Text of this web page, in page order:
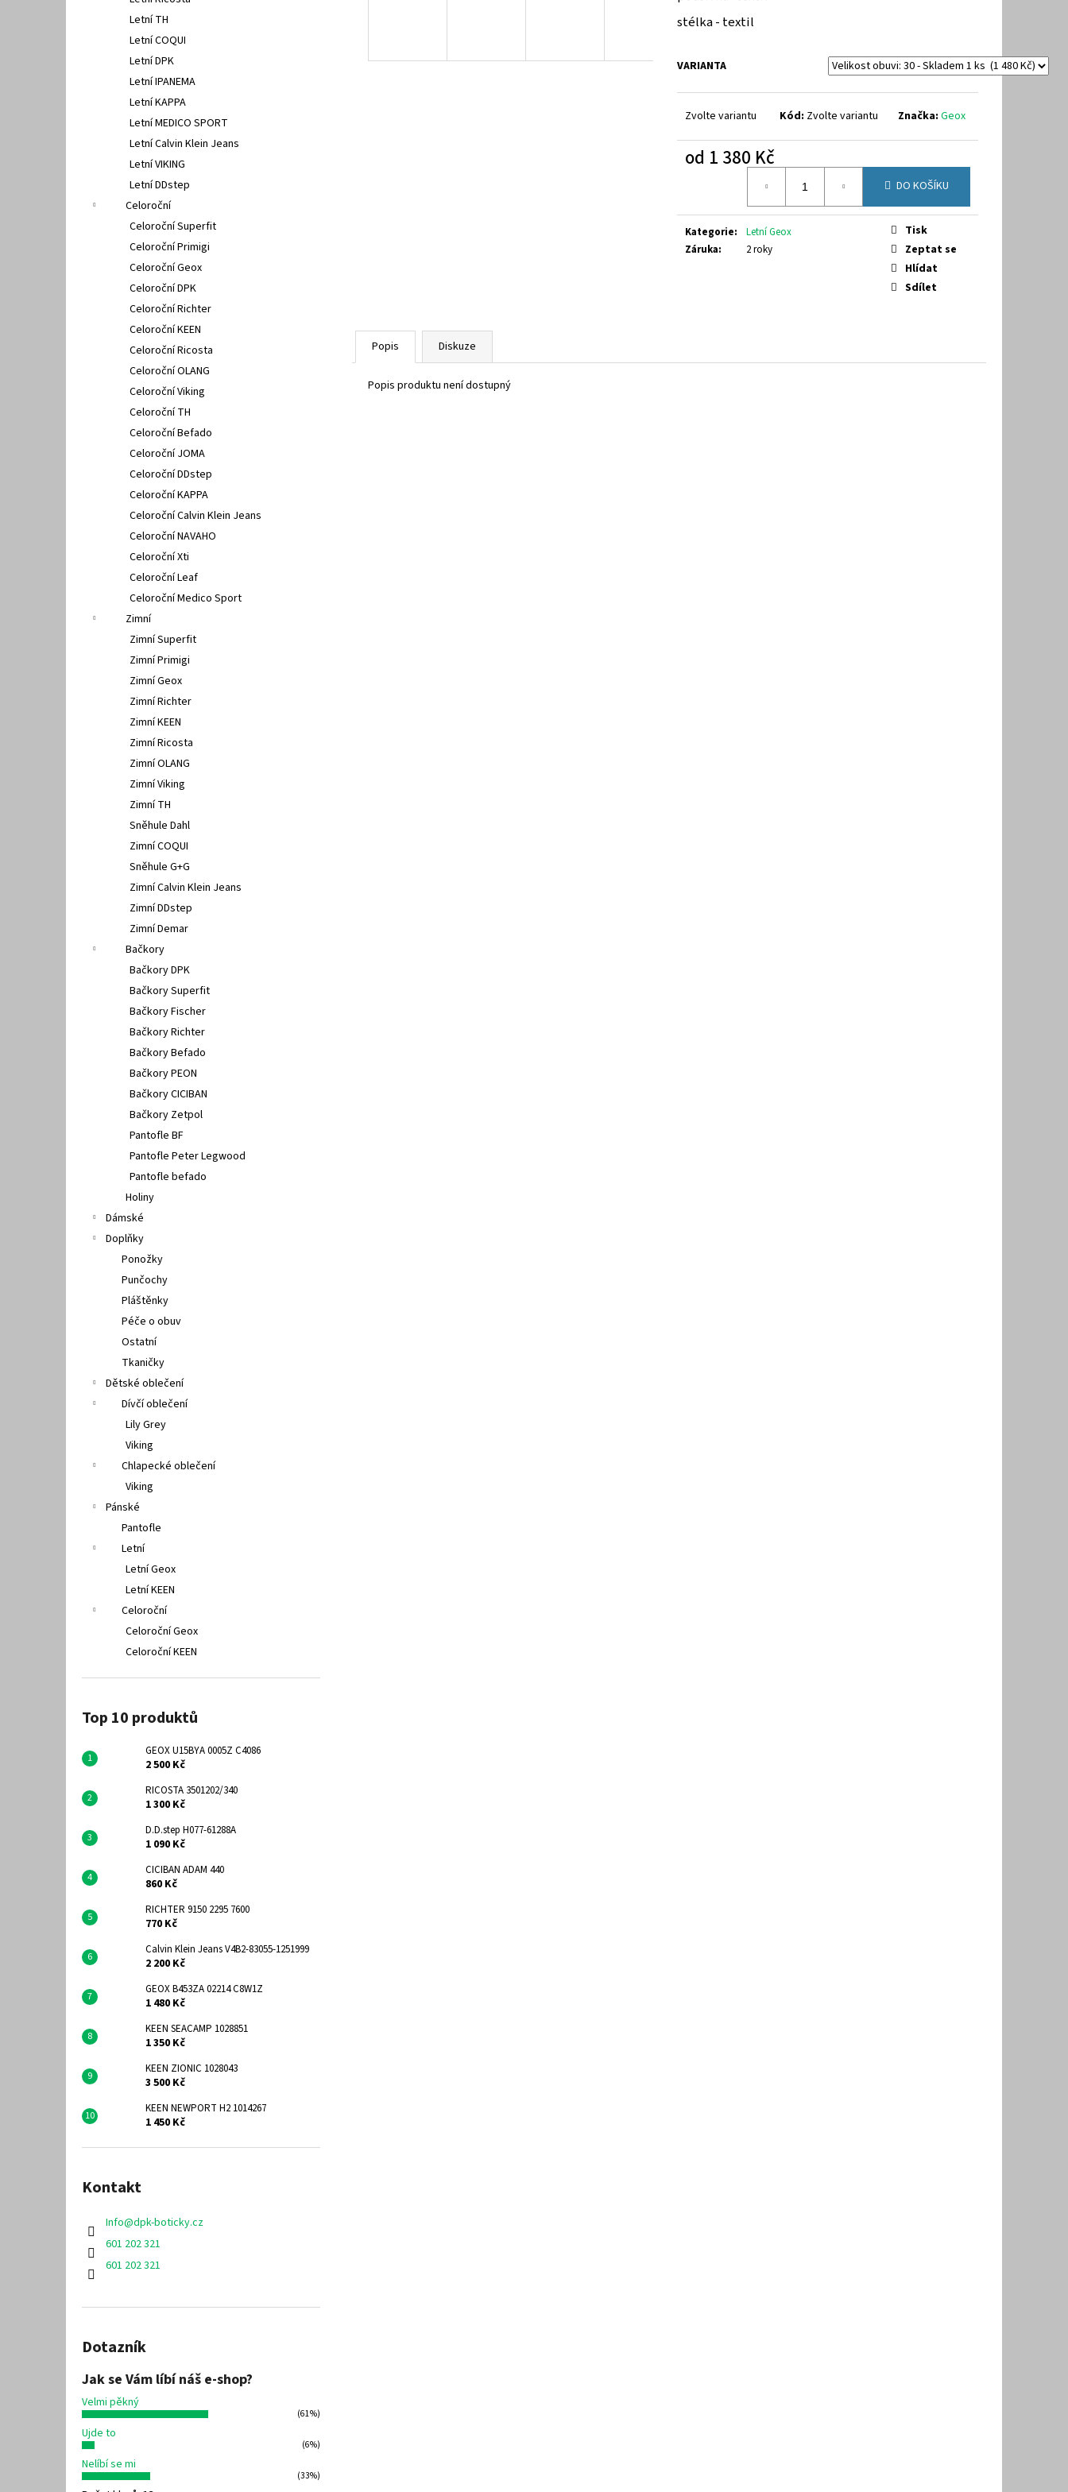
Letní TH
Letní COQUI
Letní DPK
Letní IPANEMA
Letní KAPPA
Letní MEDICO SPORT
Letní Calvin Klein Jeans
Letní VIKING
Letní DDstep
Celoroční
Celoroční Superfit
Celoroční Primigi
Celoroční Geox
Celoroční DPK
Celoroční Richter
Celoroční KEEN
Celoroční Ricosta
Celoroční OLANG
Celoroční Viking
Celoroční TH
Celoroční Befado
Celoroční JOMA
Celoroční DDstep
Celoroční KAPPA
Celoroční Calvin Klein Jeans
Celoroční NAVAHO
Celoroční Xti
Celoroční Leaf
Celoroční Medico Sport
Zimní
Zimní Superfit
Zimní Primigi
Zimní Geox
Zimní Richter
Zimní KEEN
Zimní Ricosta
Zimní OLANG
Zimní Viking
Zimní TH
Sněhule Dahl
Zimní COQUI
Sněhule G+G
Zimní Calvin Klein Jeans
Zimní DDstep
Zimní Demar
Bačkory
Bačkory DPK
Bačkory Superfit
Bačkory Fischer
Bačkory Richter
Bačkory Befado
Bačkory PEON
Bačkory CICIBAN
Bačkory Zetpol
Pantofle BF
Pantofle Peter Legwood
Pantofle befado
Holiny
Dámské
Doplňky
Ponožky
Punčochy
Pláštěnky
Péče o obuv
Ostatní
Tkaničky
Dětské oblečení
Dívčí oblečení
Lily Grey
Viking
Chlapecké oblečení
Viking
Pánské
Pantofle
Letní
Letní Geox
Letní KEEN
Celoroční
Celoroční Geox
Celoroční KEEN
Top 10 produktů
GEOX U15BYA 0005Z C4086
2 500 Kč
RICOSTA 3501202/340
1 300 Kč
D.D.step H077-61288A
1 090 Kč
CICIBAN ADAM 440
860 Kč
RICHTER 9150 2295 7600
770 Kč
Calvin Klein Jeans V4B2-83055-1251999
2 200 Kč
GEOX B453ZA 02214 C8W1Z
1 480 Kč
KEEN SEACAMP 1028851
1 350 Kč
KEEN ZIONIC 1028043
3 500 Kč
KEEN NEWPORT H2 1014267
1 450 Kč
Kontakt
Info@dpk-boticky.cz
601 202 321
601 202 321
Dotazník
Jak se Vám líbí náš e-shop?
Velmi pěkný
(61%)
Ujde to
(6%)
Nelíbí se mi
(33%)
stélka - textil
VARIANTA
Zvolte variantu Kód: Zvolte variantu Značka:Geox
od 1 380 Kč
DO KOŠÍKU
Kategorie:
Letní Geox
Záruka: 2 roky
Tisk
Zeptat se
Hlídat
Sdílet
Popis Diskuze
Popis produktu není dostupný
2 500 Kč